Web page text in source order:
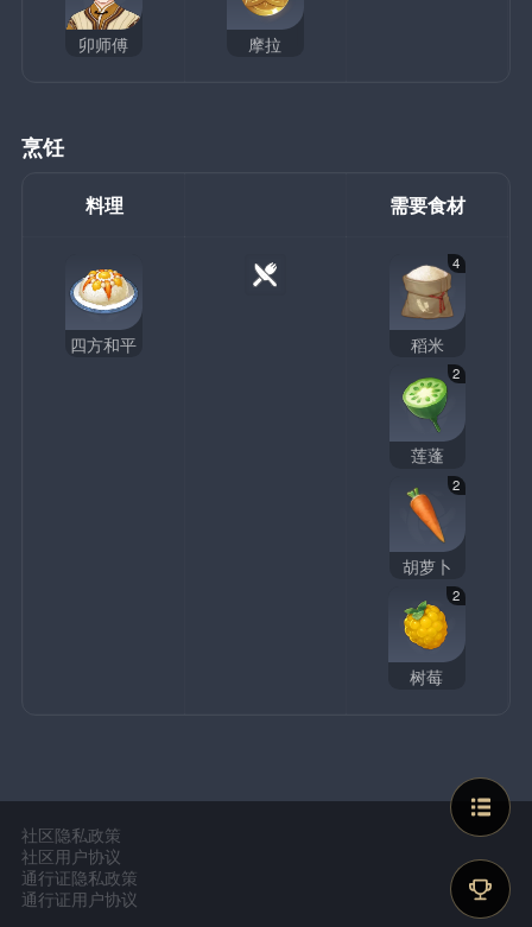
卯师傅 摩拉
烹饪
料理 需要食材
四方和平
4
稻米
2
莲蓬
2
胡萝卜
2
树莓
社区隐私政策
社区用户协议
通行证隐私政策
通行证用户协议